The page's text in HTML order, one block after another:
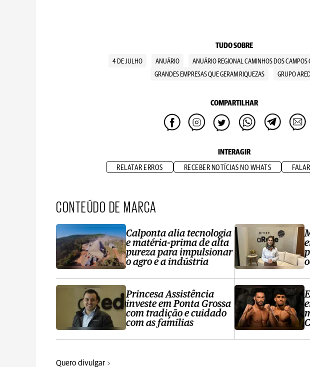
TUDO SOBRE
4 DE JULHO ANUÁRIO ANUÁRIO REGIONAL CAMINHOS DOS CAMPOS
GRANDES EMPRESAS QUE GERAM RIQUEZAS
GRUPO
COMPARTILHAR
INTERAGIR
RELATAR ERROS RECEBER NOTÍCIAS NO WHATS
CONTEÚDO DE MARCA
Calponta alia tecnologia
e matéria-prima de alta
pureza para impulsionar
o agro e a indústria
Princesa Assistência
investe em Ponta Grossa
com tradição e cuidado
com as famílias
Quero divulgar